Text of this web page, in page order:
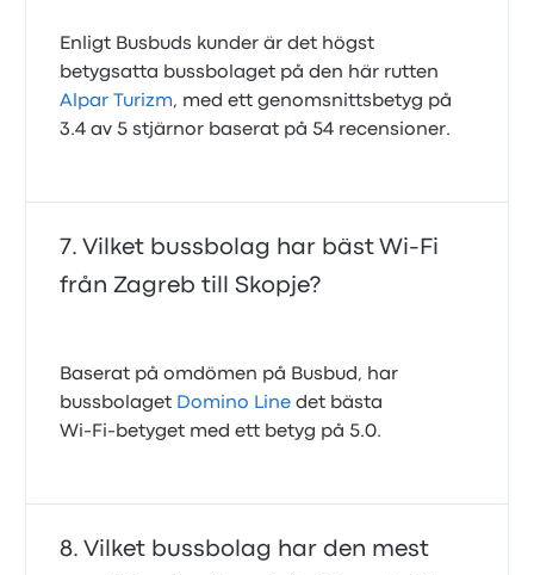
Enligt Busbuds kunder är det högst
betygsatta bussbolaget på den här rutten
Alpar Turizm, med ett genomsnittsbetyg på
3.4 av 5 stjärnor baserat på 54 recensioner.
Vilket bussbolag har bäst Wi-Fi
från Zagreb till Skopje?
Baserat på omdömen på Busbud, har
bussbolaget Domino Line det bästa
Wi‑Fi‑betyget med ett betyg på 5.0.
Vilket bussbolag har den mest